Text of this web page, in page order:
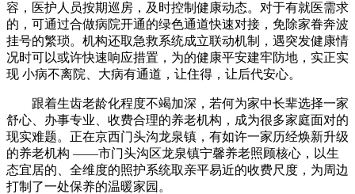
容，医护人员按期巡房，及时控制健康动态。对于有就医需求
的，可通过合做病院开通的绿色通道快速对接，免除家眷奔波
挂号的繁琐。机构还取急救系统成立联动机制，遇突发健康情
况时可以或许快速响应措置，为的健康平安建牢防地，实正实
现 小病不离院、大病有通道，让住得，让后代安心。
跟着生齿老龄化程度不竭加深，若何为家中长辈选择一家
舒心、办事专业、收费合理的养老机构，成为很多家庭面对的
现实难题。正在京西门头沟龙泉镇，有如许一家历经焕新升级
的养老机构 ——市门头沟区龙泉镇宁馨养老照顾核心，以生
态宜居的、全维度的照护系统取亲平易近的收费尺度，为周边
打制了一处保养的温暖家园。